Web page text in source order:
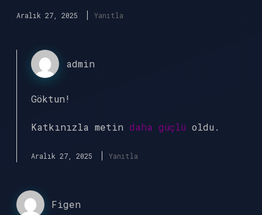
Aralık 27, 2025 Yanıtla
admin
Göktun!
Katkınızla metin daha güçlü oldu.
Aralık 27, 2025 Yanıtla
Figen